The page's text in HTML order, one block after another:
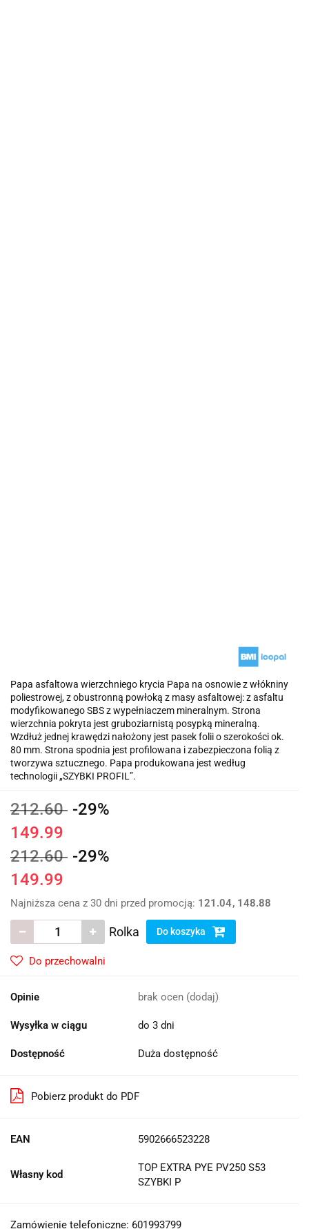
Papa asfaltowa wierzchniego krycia Papa na osnowie z włókniny
poliestrowej, z obustronną powłoką z masy asfaltowej: z asfaltu
modyfikowanego SBS z wypełniaczem mineralnym. Strona
wierzchnia pokryta jest gruboziarnistą posypką mineralną.
Wzdłuż jednej krawędzi nałożony jest pasek folii o szerokości ok.
80 mm. Strona spodnia jest profilowana i zabezpieczona folią z
tworzywa sztucznego. Papa produkowana jest według
technologii „SZYBKI PROFIL”.
212.60 -29%
149.99
212.60 -29%
149.99
Najniższa cena z 30 dni przed promocją: 121.04 148.88
Rolka Do koszyka
Do przechowalni
Opinie brak ocen (dodaj)
Wysyłka w ciągu do 3 dni
Dostępność Duża dostępność
Pobierz produkt do PDF
EAN 5902666523228
Własny kod
TOP EXTRA PYE PV250 S53
SZYBKI P
Zamówienie telefoniczne: 601993799